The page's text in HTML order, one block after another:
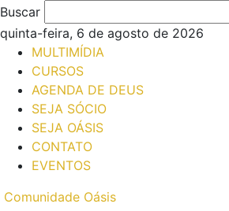
Buscar
quinta-feira, 6 de agosto de 2026
MULTIMÍDIA
CURSOS
AGENDA DE DEUS
SEJA SÓCIO
SEJA OÁSIS
CONTATO
EVENTOS
Comunidade Oásis